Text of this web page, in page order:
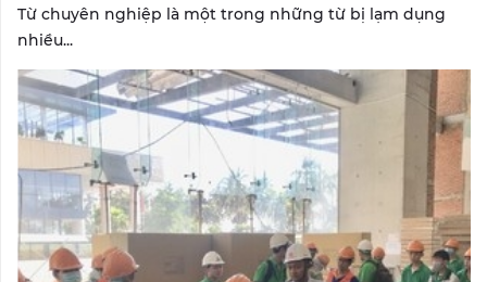
Từ chuyên nghiệp là một trong những từ bị lạm dụng
nhiều...